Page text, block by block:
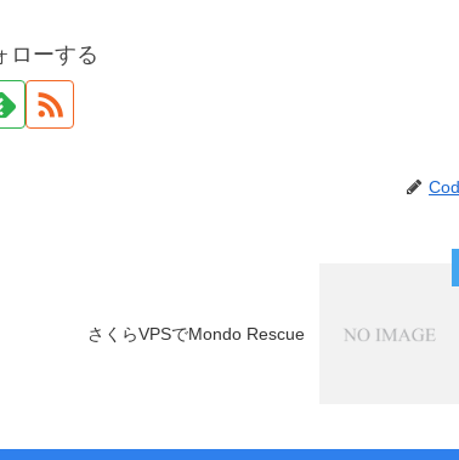
ローする
さくらVPSでMondo Rescue